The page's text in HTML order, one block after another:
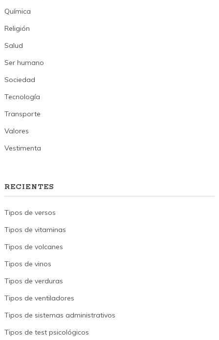
Química
Religión
Salud
Ser humano
Sociedad
Tecnología
Transporte
Valores
Vestimenta
RECIENTES
Tipos de versos
Tipos de vitaminas
Tipos de volcanes
Tipos de vinos
Tipos de verduras
Tipos de ventiladores
Tipos de sistemas administrativos
Tipos de test psicológicos